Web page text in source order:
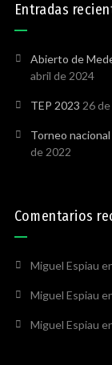
Entradas
Abierto de
abril de 2024
TEP 2023 26
Torneo
de 2022
Comentarios
Miguel Espiau
Miguel Espiau
Miguel Espiau